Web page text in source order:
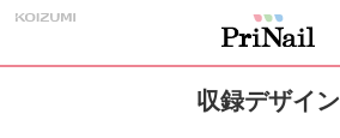
収録デザイン